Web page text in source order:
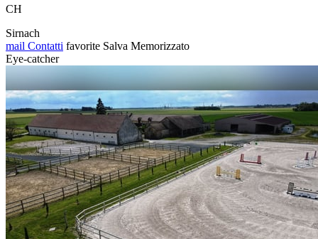
CH
Sirnach
mail Contatti favorite Salva Memorizzato
Eye-catcher